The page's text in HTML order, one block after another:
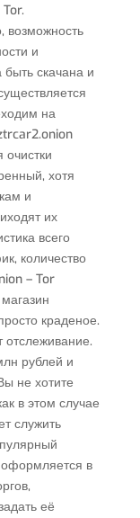
возможность
и
скачана и
на
хотя
и
их
всего
количество
– Tor
краденое.
отслеживание.
рублей и
не хотите
в этом случае
служить
в
её